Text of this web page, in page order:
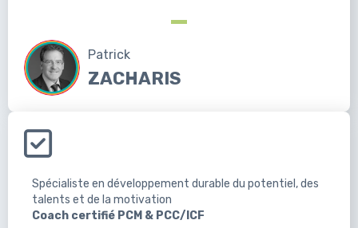
Patrick
ZACHARIS
Spécialiste en développement durable du potentiel, des
talents et de la motivation
Coach certifié PCM & PCC/ICF